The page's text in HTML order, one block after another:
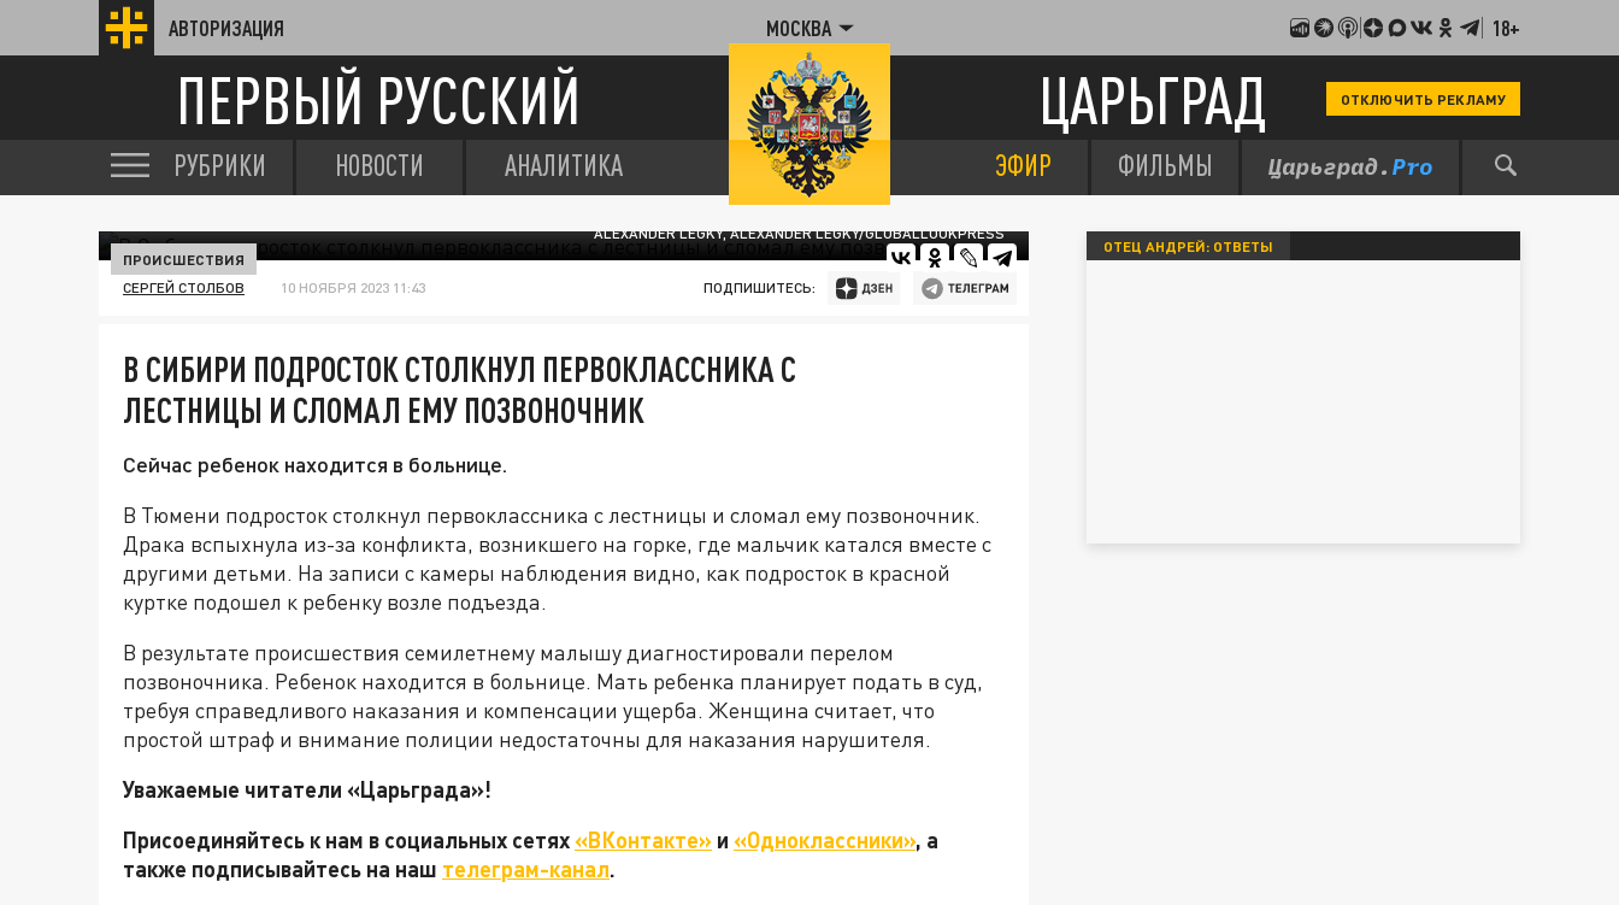
АВТОРИЗАЦИЯ МОСКВА 18+
ПЕРВЫЙ РУССКИЙ ЦАРЬГРАД ОТКЛЮЧИТЬ РЕКЛАМУ
РУБРИКИ НОВОСТИ АНАЛИТИКА ЭФИР ФИЛЬМЫ
ALEXANDER LEGKY, ALEXANDER LEGKY/GLOBALLOOKPRESS
ПРОИСШЕСТВИЯ
СЕРГЕЙ СТОЛБОВ 10 НОЯБРЯ 2023 11:43 ПОДПИШИТЕСЬ:
В СИБИРИ ПОДРОСТОК СТОЛКНУЛ ПЕРВОКЛАССНИКА С
ЛЕСТНИЦЫ И СЛОМАЛ ЕМУ ПОЗВОНОЧНИК
Сейчас ребенок находится в больнице.
В Тюмени подросток столкнул первоклассника с лестницы и сломал ему позвоночник.
Драка вспыхнула из-за конфликта, возникшего на горке, где мальчик катался вместе с
другими детьми. На записи с камеры наблюдения видно, как подросток в красной
куртке подошел к ребенку возле подъезда.
В результате происшествия семилетнему малышу диагностировали перелом
позвоночника. Ребенок находится в больнице. Мать ребенка планирует подать в суд,
требуя справедливого наказания и компенсации ущерба. Женщина считает, что
простой штраф и внимание полиции недостаточны для наказания нарушителя.
Уважаемые читатели «Царьграда»!
Присоединяйтесь к нам в социальных сетях«ВКонтакте» и «Одноклассники», а
также подписывайтесь на наш телеграм-канал.
ОТЕЦ АНДРЕЙ: ОТВЕТЫ